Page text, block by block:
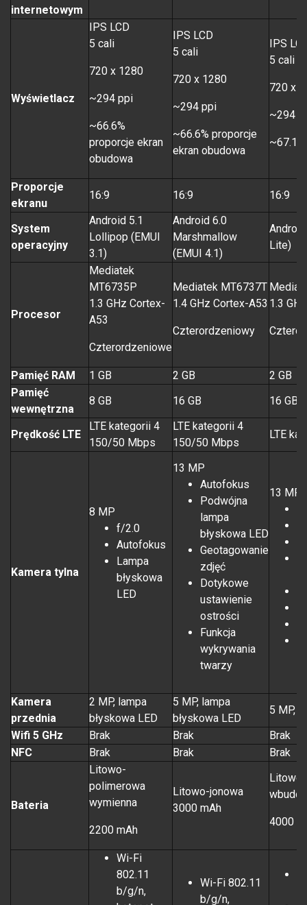
internetowym
Wyświetlacz
IPS LCD
5 cali
720 x 1280
~294 ppi
~66.6%
proporcje ekran
obudowa
IPS LCD
5 cali
720 x 1280
~294 ppi
~66.6% proporcje
ekran obudowa
IPS
5 cali
720 x
~294
Proporcje
ekranu
16:9 16:9 16:9
System
operacyjny
Android 5.1
Lollipop (EMUI
3.1)
Android 6.0
Marshmallow
(EMUI 4.1)
Lite)
Procesor
Mediatek
MT6735P
1.3 GHz Cortex-
A53
Czterordzeniowe
Mediatek MT6737T
1.4 GHz Cortex-A53
Czterordzeniowy
1.3
Pamięć RAM 1 GB 2 GB
2 GB
Pamięć
wewnętrzna
8 GB 16 GB 16 GB
Prędkość LTE
LTE kategorii 4
150/50 Mbps
LTE kategorii 4
150/50 Mbps
LTE
Kamera tylna
8 MP
f/2.0
Autofokus
Lampa
błyskowa
LED
13 MP
Autofokus
Podwójna
lampa
błyskowa LED
Geotagowanie
zdjęć
Dotykowe
ustawienie
ostrości
Funkcja
wykrywania
twarzy
13 MP
Kamera
przednia
2 MP, lampa
błyskowa LED
5 MP, lampa
błyskowa LED
5 MP,
Wifi 5 GHz
Brak Brak
Brak
NFC
Brak Brak Brak
Bateria
Litowo-
polimerowa
wymienna
2200 mAh
Litowo-jonowa
3000 mAh
4000
Wi-Fi
802.11
b/g/n,
Wi-Fi 802.11
b/g/n,